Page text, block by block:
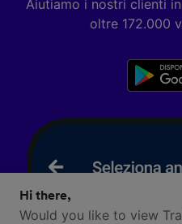
Aiutiamo i nostri clienti
oltre 172.000
Hi there,
Would you like to view